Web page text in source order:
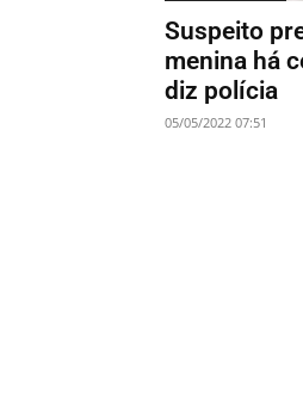
Suspeito
menina há
diz polícia
05/05/2022 07:51